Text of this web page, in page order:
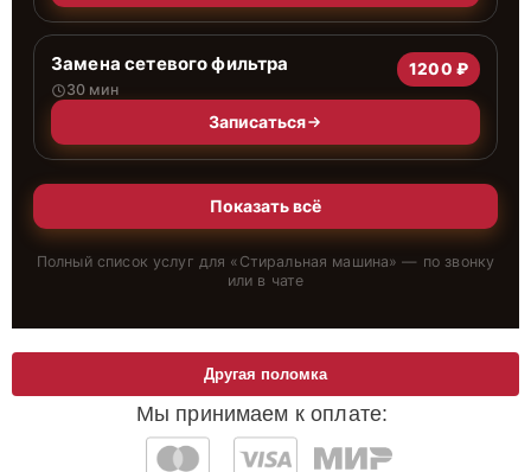
Замена сетевого фильтра
30 мин
1200 ₽
Записаться
Показать всё
Полный список услуг для « Стиральная машина» — по звонку
или в чате
Мы принимаем к оплате:
Другая поломка